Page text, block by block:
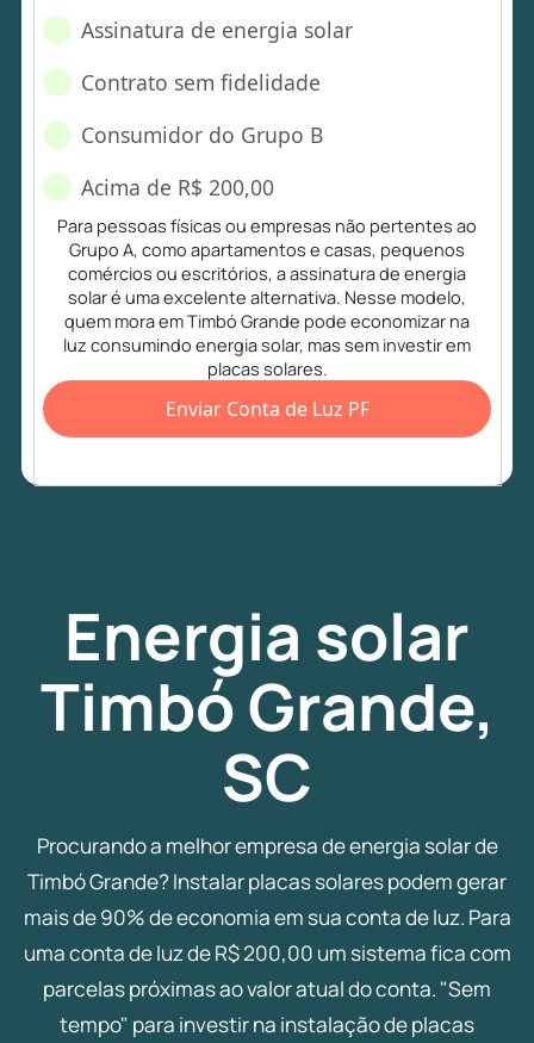
Assinatura de energia solar
Contrato sem fidelidade
Consumidor do Grupo B
Acima de R$ 200,00
Para pessoas físicas ou empresas não pertentes ao
Grupo A, como apartamentos e casas, pequenos
comércios ou escritórios, a assinatura de energia
solar é uma excelente alternativa. Nesse modelo,
quem mora em Timbó Grande pode economizar na
luz consumindo energia solar, mas sem investir em
placas solares.
Enviar Conta de Luz PF
Energia solar
Timbó Grande,
SC
Procurando a melhor empresa de energia solar de
Timbó Grande? Instalar placas solares podem gerar
mais de 90% de economia em sua conta de luz. Para
uma conta de luz de R$ 200,00 um sistema fica com
parcelas próximas ao valor atual do conta. "Sem
tempo" para investir na instalação de placas